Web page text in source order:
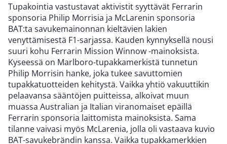
Tupakointia vastustavat aktivistit syyttävät Ferrarin
sponsoria Philip Morrisia ja McLarenin sponsoria
BAT:ta savukemainonnan kieltävien lakien
venyttämisestä F1-sarjassa. Kauden kynnyksellä nousi
suuri kohu Ferrarin Mission Winnow -mainoksista.
Kyseessä on Marlboro-tupakkamerkistä tunnetun
Philip Morrisin hanke, joka tukee savuttomien
tupakkatuotteiden kehitystä. Vaikka yhtiö vakuuttikin
pelaavansa sääntöjen puitteissa, alkoivat muun
muassa Australian ja Italian viranomaiset epäillä
Ferrarin sponsoria laittomista mainoksista. Sama
tilanne vaivasi myös McLarenia, jolla oli vastaava kuvio
BAT-savukebrändin kanssa. Vaikka tupakkamerkkien